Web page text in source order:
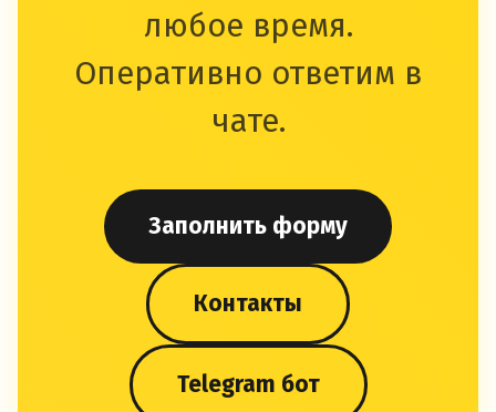
любое время.
Оперативно ответим в
чате.
Заполнить форму
Контакты
Telegram бот